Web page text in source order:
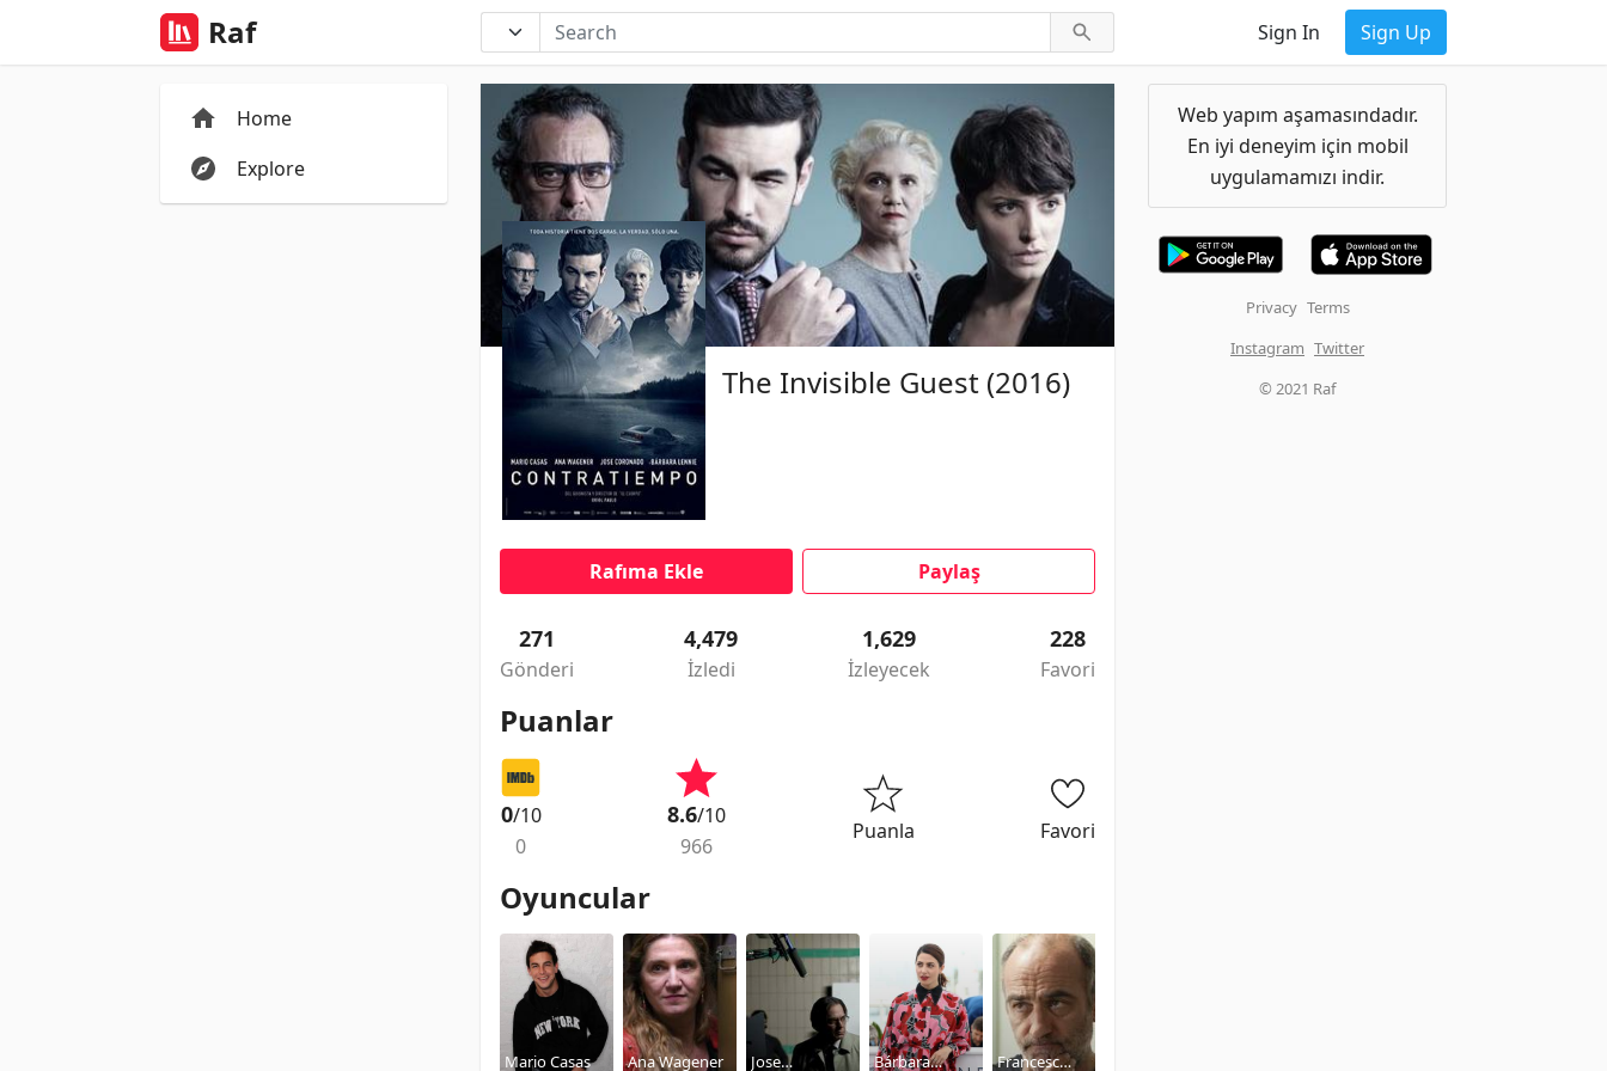
Raf Sign In Sign Up
Home
Explore
The Invisible Guest (2016)
Rafıma Ekle Paylaş
271
Gönderi
4,479
İzledi
1,629
İzleyecek
228
Favori
Puanlar
0/10
0
8.6/10
966
Puanla Favori
Oyuncular
Mario Casas Ana Wagener Jose Bárbara Francesc
Web yapım aşamasındadır.
En iyi deneyim için mobil
uygulamamızı indir.
Privacy Terms
Instagram Twitter
© 2021 Raf